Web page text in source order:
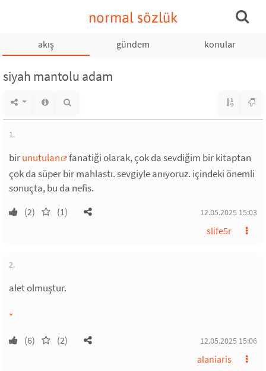
normal sözlük
akış gündem konular
siyah mantolu adam
1.
birunutulan
fanatiği olarak, çok da sevdiğim bir kitaptan
çok da süper bir mahlastı. sevgiyle anıyoruz. içindeki önemli
sonuçta, bu da nefis.
(2) (1) 12.05.2025 15:03
slife5r
2.
alet olmuştur.
*
(6) (2) 12.05.2025 15:06
alaniaris